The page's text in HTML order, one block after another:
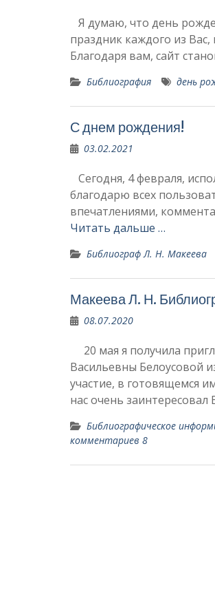
Я думаю, что день
праздник каждого из Вас,
Благодаря вам, сайт
Библиография день
С днем рождения!
03.02.2021
Сегодня, 4 февраля,
благодарю всех
впечатлениями,
Читать дальше …
Библиограф Л. Н. Макеева
Макеева Л. Н.
08.07.2020
20 мая я получила
Васильевны Белоусовой
участие, в готовящемся
нас очень заинтересовал
Библиографическое
комментариев 8